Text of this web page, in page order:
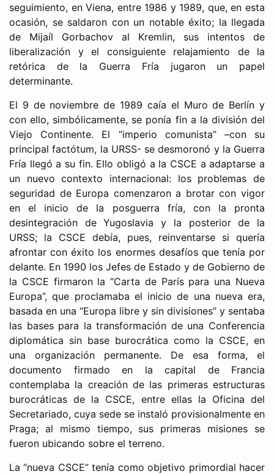
seguimiento, en Viena, entre 1986 y 1989, que, en esta
ocasión, se saldaron con un notable éxito; la llegada
de Mijaíl Gorbachov al Kremlin, sus intentos de
liberalización y el consiguiente relajamiento de la
retórica de la Guerra Fría jugaron un papel
determinante.
El 9 de noviembre de 1989 caía el Muro de Berlín y
con ello, simbólicamente, se ponía fin a la división del
Viejo Continente. El “imperio comunista” –con su
principal factótum, la URSS- se desmoronó y la Guerra
Fría llegó a su fin. Ello obligó a la CSCE a adaptarse a
un nuevo contexto internacional: los problemas de
seguridad de Europa comenzaron a brotar con vigor
en el inicio de la posguerra fría, con la pronta
desintegración de Yugoslavia y la posterior de la
URSS; la CSCE debía, pues, reinventarse si quería
afrontar con éxito los enormes desafíos que tenía por
delante. En 1990 los Jefes de Estado y de Gobierno de
la CSCE firmaron la “Carta de París para una Nueva
Europa”, que proclamaba el inicio de una nueva era,
basada en una “Europa libre y sin divisiones” y sentaba
las bases para la transformación de una Conferencia
diplomática sin base burocrática como la CSCE, en
una organización permanente. De esa forma, el
documento firmado en la capital de Francia
contemplaba la creación de las primeras estructuras
burocráticas de la CSCE, entre ellas la Oficina del
Secretariado, cuya sede se instaló provisionalmente en
Praga; al mismo tiempo, sus primeras misiones se
fueron ubicando sobre el terreno.
La “nueva CSCE” tenía como objetivo primordial hacer